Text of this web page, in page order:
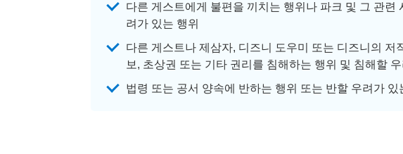
다른 게스트에게 불편을 끼치는 행위나 파크 및 그 관
려가 있는 행위
다른 게스트나 제삼자, 디즈니 도우미 또는 디즈니의
보, 초상권 또는 기타 권리를 침해하는 행위 및 침해할
법령 또는 공서 양속에 반하는 행위 또는 반할 우려가 있